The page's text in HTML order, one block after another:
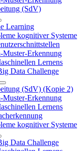
(SdV)
Learning
kognitiver Systeme
Erkennung
Lernens
Data Challenge
(SdV) (Kopie 2)
Erkennung
Lernens
kognitiver Systeme
Data Challenge